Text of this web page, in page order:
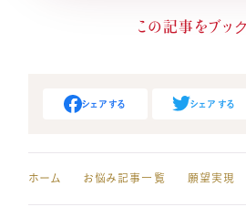
シェアする シェアする
ホーム お悩み記事一覧 願望実現